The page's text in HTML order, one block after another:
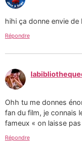
hihi ça donne envie
Répondre
Ohh tu me donnes
fan du film, je connais
fameux « on laisse
Répondre